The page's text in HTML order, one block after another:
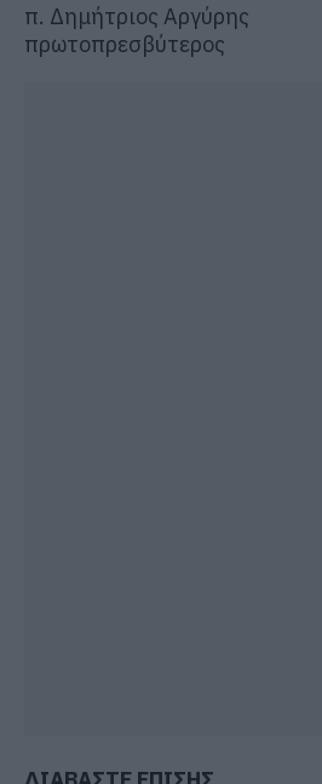
π. Δημήτριος Αργύρης
πρωτοπρεσβύτερος